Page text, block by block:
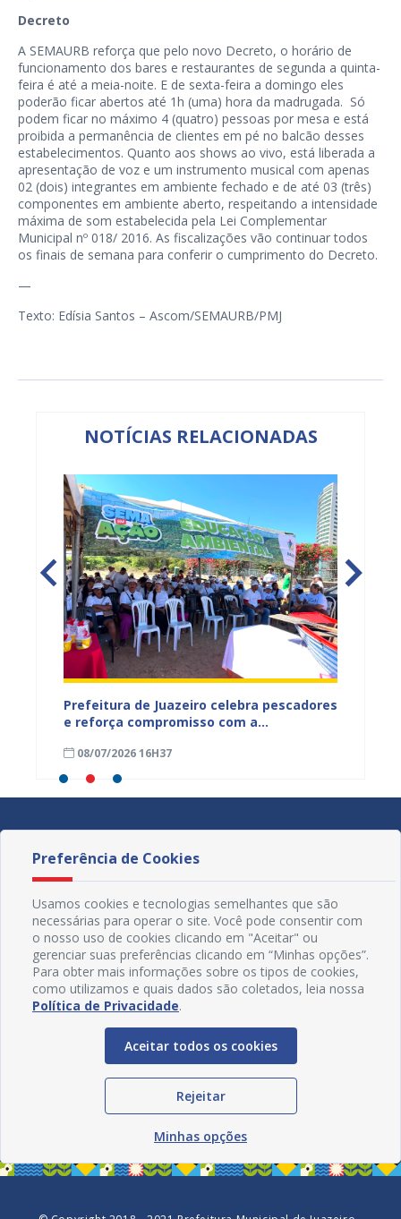
Decreto
A SEMAURB reforça que pelo novo Decreto, o horário de
funcionamento dos bares e restaurantes de segunda a quinta-
feira é até a meia-noite. E de sexta-feira a domingo eles
poderão ficar abertos até 1h (uma) hora da madrugada. Só
podem ficar no máximo 4 (quatro) pessoas por mesa e está
proibida a permanência de clientes em pé no balcão desses
estabelecimentos. Quanto aos shows ao vivo, está liberada a
apresentação de voz e um instrumento musical com apenas
02 (dois) integrantes em ambiente fechado e de até 03 (três)
componentes em ambiente aberto, respeitando a intensidade
máxima de som estabelecida pela Lei Complementar
Municipal nº 018/ 2016. As fiscalizações vão continuar todos
os finais de semana para conferir o cumprimento do Decreto.
—
Texto: Edísia Santos – Ascom/SEMAURB/PMJ
NOTÍCIAS RELACIONADAS
Prefeitura de Juazeiro celebra pescadores
e reforça compromisso com a
08/07/2026 16H37
Preferência de Cookies
Usamos cookies e tecnologias semelhantes que são
necessárias para operar o site. Você pode consentir com
o nosso uso de cookies clicando em "Aceitar" ou
gerenciar suas preferências clicando em “Minhas opções”.
Para obter mais informações sobre os tipos de cookies,
como utilizamos e quais dados são coletados, leia nossa
Política de Privacidade.
Aceitar todos os cookies
Rejeitar
Minhas opções